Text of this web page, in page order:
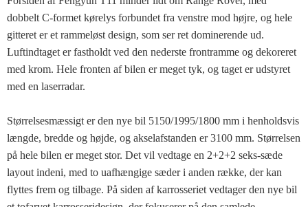
dobbelt C-formet kørelys forbundet fra venstre mod højre, og hele
gitteret er et rammeløst design, som ser ret dominerende ud.
Luftindtaget er fastholdt ved den nederste frontramme og dekoreret
med krom. Hele fronten af ​​bilen er meget tyk, og taget er udstyret
med en laserradar.
Størrelsesmæssigt er den nye bil 5150/1995/1800 mm i henholdsvis
længde, bredde og højde, og akselafstanden er 3100 mm. Størrelsen
på hele bilen er meget stor. Det vil vedtage en 2+2+2 seks-sæde
layout indeni, med to uafhængige sæder i anden række, der kan
flyttes frem og tilbage. På siden af ​​karrosseriet vedtager den nye bil